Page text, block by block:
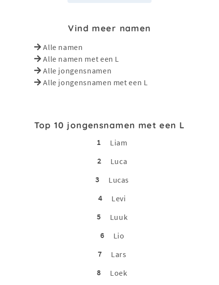
Vind meer namen
Alle namen
Alle namen met een L
Alle jongensnamen
Alle jongensnamen met een L
Top 10 jongensnamen met een L
1
Liam
2
Luca
3
Lucas
4
Levi
5
Luuk
6
Lio
7
Lars
8
Loek